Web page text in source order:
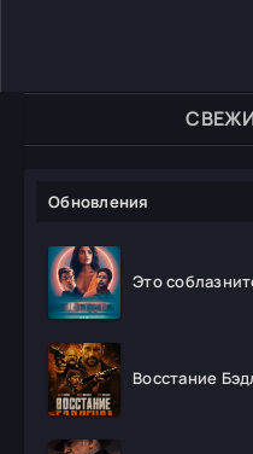
Обновления
Это
Восстание